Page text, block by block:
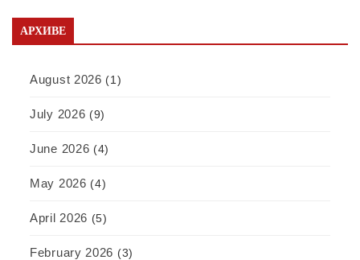
АРХИВЕ
August 2026 (1)
July 2026 (9)
June 2026 (4)
May 2026 (4)
April 2026 (5)
February 2026 (3)